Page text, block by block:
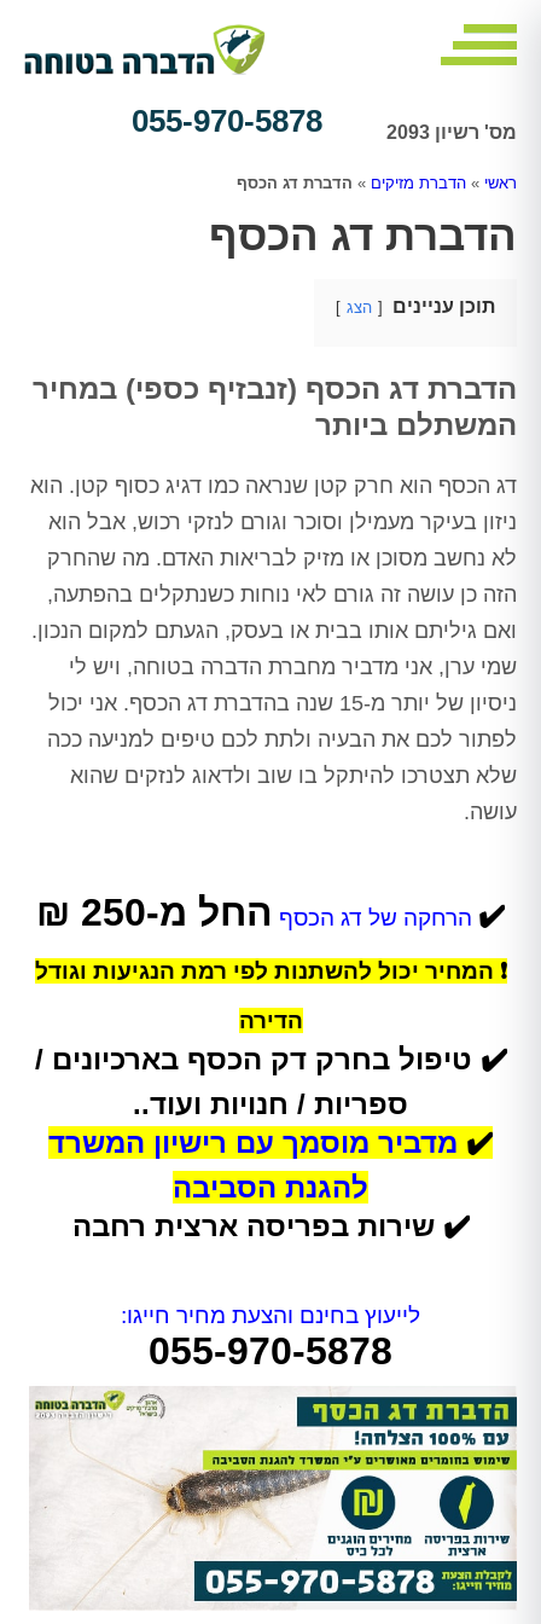
מס' רשיון 2093 055-970-5878
ראשי » הדברת מזיקים » הדברת דג הכסף
הדברת דג הכסף
תוכן עניינים הצג
הדברת דג הכסף (זנבזיף כספי) במחיר
המשתלם ביותר
דג הכסף הוא חרק קטן שנראה כמו דגיג כסוף קטן. הוא
ניזון בעיקר מעמילן וסוכר וגורם לנזקי רכוש, אבל הוא
לא נחשב מסוכן או מזיק לבריאות האדם. מה שהחרק
הזה כן עושה זה גורם לאי נוחות כשנתקלים בהפתעה,
ואם גיליתם אותו בבית או בעסק, הגעתם למקום הנכון.
שמי ערן, אני מדביר מחברת הדברה בטוחה, ויש לי
ניסיון של יותר מ-15 שנה בהדברת דג הכסף. אני יכול
לפתור לכם את הבעיה ולתת לכם טיפים למניעה ככה
שלא תצטרכו להיתקל בו שוב ולדאוג לנזקים שהוא
עושה.
✔️ הרחקה של דג הכסף החל מ-250 ₪
❗ המחיר יכול להשתנות לפי רמת הנגיעות וגודל
הדירה
✔️ טיפול בחרק דק הכסף בארכיונים /
ספריות / חנויות ועוד..
✔️ מדביר מוסמך עם רישיון המשרד
להגנת הסביבה
✔️ שירות בפריסה ארצית רחבה
לייעוץ בחינם והצעת מחיר חייגו:
055-970-5878